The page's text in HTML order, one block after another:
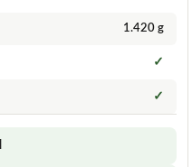
1.420 g
✓
✓